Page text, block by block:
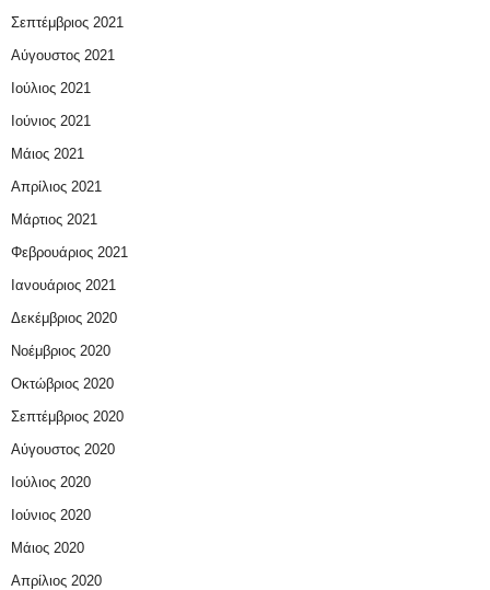
Σεπτέμβριος 2021
Αύγουστος 2021
Ιούλιος 2021
Ιούνιος 2021
Μάιος 2021
Απρίλιος 2021
Μάρτιος 2021
Φεβρουάριος 2021
Ιανουάριος 2021
Δεκέμβριος 2020
Νοέμβριος 2020
Οκτώβριος 2020
Σεπτέμβριος 2020
Αύγουστος 2020
Ιούλιος 2020
Ιούνιος 2020
Μάιος 2020
Απρίλιος 2020